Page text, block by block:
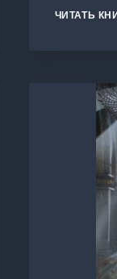
ЧИТАТЬ